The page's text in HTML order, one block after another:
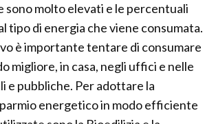
sono molto elevati e le percentuali
tipo di energia che viene consumata.
è importante tentare di consumare
migliore, in casa, negli uffici e nelle
e pubbliche. Per adottare la
energetico in modo efficiente